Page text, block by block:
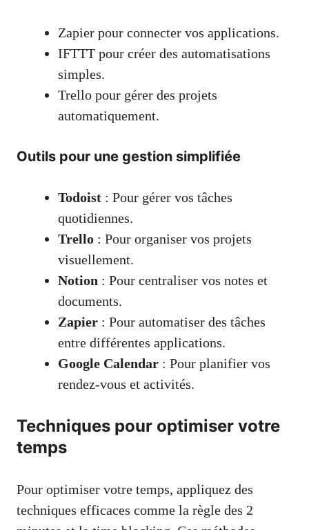
Zapier pour connecter vos applications.
IFTTT pour créer des automatisations
simples.
Trello pour gérer des projets
automatiquement.
Outils pour une gestion simplifiée
Todoist : Pour gérer vos tâches
quotidiennes.
Trello : Pour organiser vos projets
visuellement.
Notion : Pour centraliser vos notes et
documents.
Zapier : Pour automatiser des tâches
entre différentes applications.
Google Calendar : Pour planifier vos
rendez-vous et activités.
Techniques pour optimiser votre
temps
Pour optimiser votre temps, appliquez des
techniques efficaces comme la règle des 2